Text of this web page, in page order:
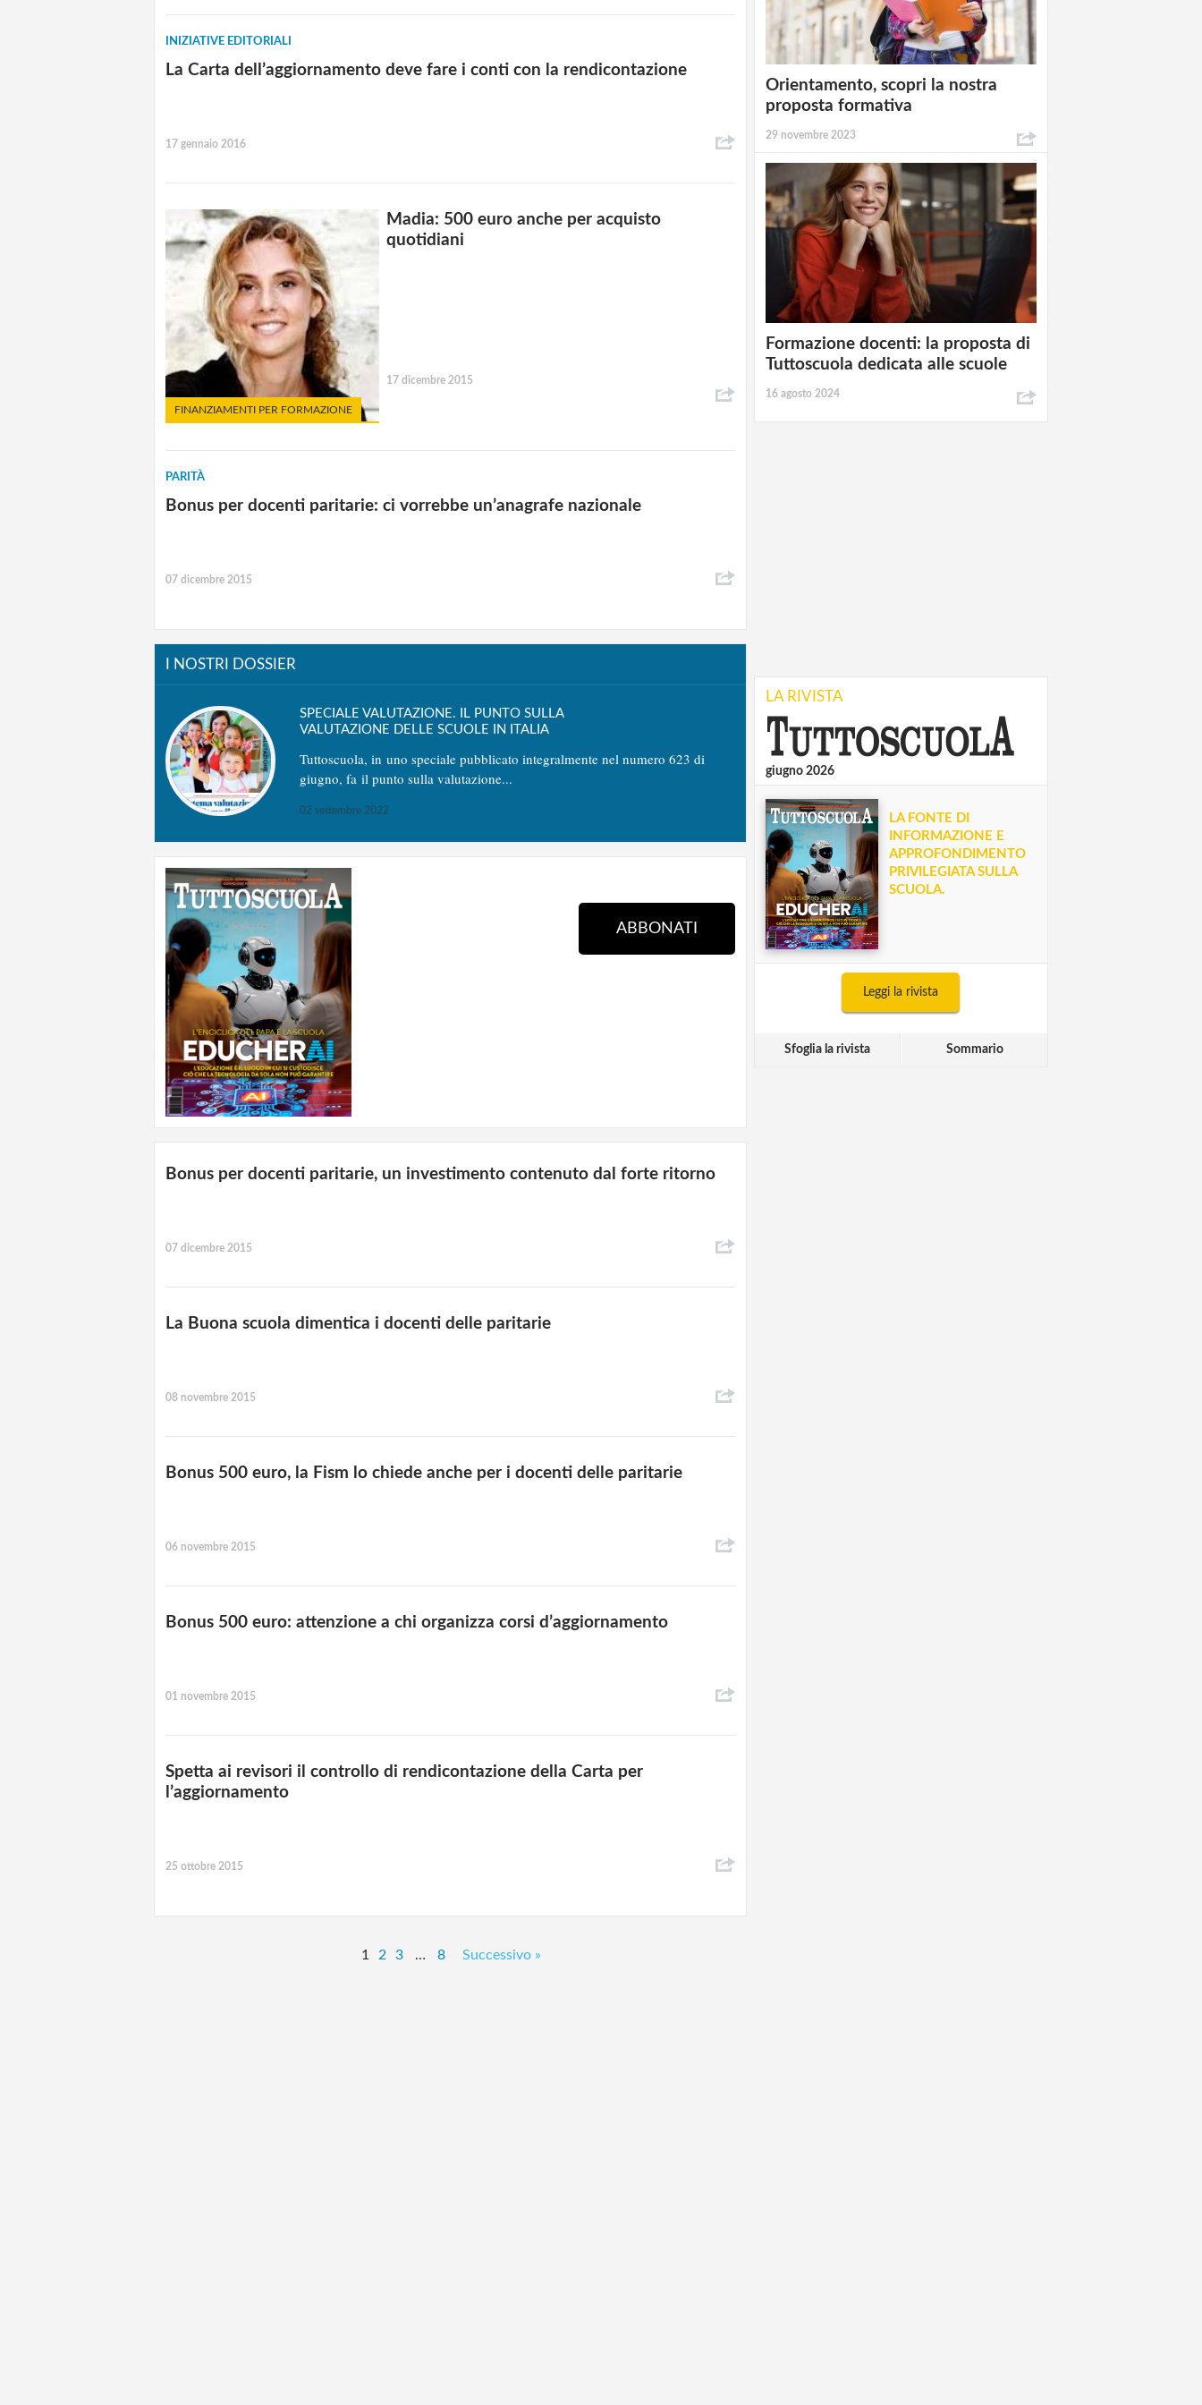
INIZIATIVE EDITORIALI
La Carta dell’aggiornamento deve fare i conti con la rendicontazione
17 gennaio 2016
FINANZIAMENTI PER FORMAZIONE
Madia: 500 euro anche per acquisto
quotidiani
17 dicembre 2015
PARITÀ
Bonus per docenti paritarie: ci vorrebbe un’anagrafe nazionale
07 dicembre 2015
I NOSTRI DOSSIER
SPECIALE VALUTAZIONE. IL PUNTO SULLA
VALUTAZIONE DELLE SCUOLE IN ITALIA
Tuttoscuola, in uno speciale pubblicato integralmente nel numero 623 di
giugno, fa il punto sulla valutazione...
02 settembre 2022
ABBONATI
Bonus per docenti paritarie, un investimento contenuto dal forte ritorno
07 dicembre 2015
La Buona scuola dimentica i docenti delle paritarie
08 novembre 2015
Bonus 500 euro, la Fism lo chiede anche per i docenti delle paritarie
06 novembre 2015
Bonus 500 euro: attenzione a chi organizza corsi d’aggiornamento
01 novembre 2015
Spetta ai revisori il controllo di rendicontazione della Carta per
l’aggiornamento
25 ottobre 2015
1 2 3 … 8 Successivo »
Orientamento, scopri la nostra
proposta formativa
29 novembre 2023
Formazione docenti: la proposta di
Tuttoscuola dedicata alle scuole
16 agosto 2024
LA RIVISTA
giugno 2026
LA FONTE DI
INFORMAZIONE E
APPROFONDIMENTO
PRIVILEGIATA SULLA
SCUOLA.
Leggi la rivista
Sfoglia la rivista Sommario